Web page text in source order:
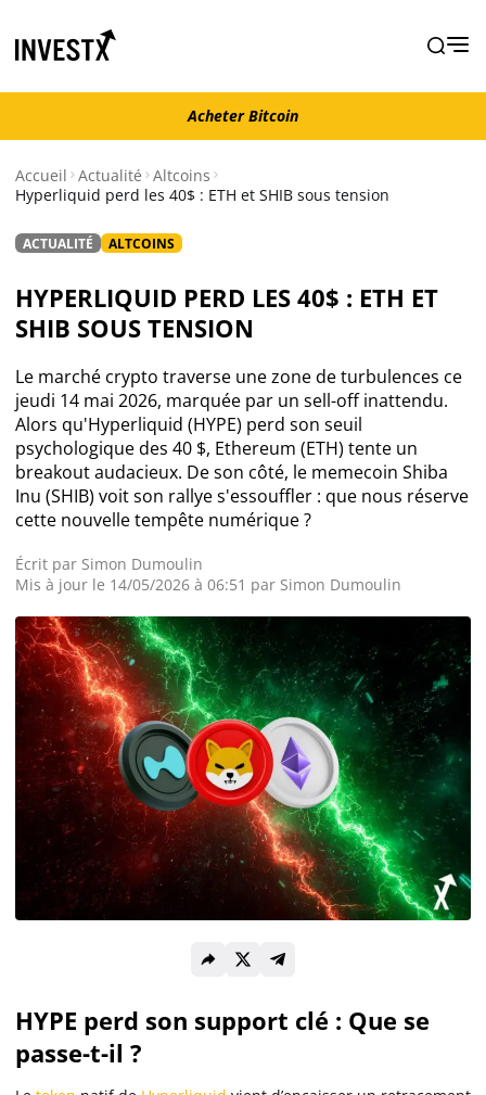
Acheter Bitcoin
Actualité Ethereum
Actualité Altcoins
Actualité NFT
Actualité Exchanges
Actualité IA
Guides
Acheter Cryptomonnaies
Prédictions
Cryptomonnaies
Bitcoin (BTC)
Ethereum (ETH)
Solana (SOL)
Acheter Bitcoin
Accueil Actualité Altcoins
Hyperliquid perd les 40$ : ETH et SHIB sous tension
ACTUALITÉ ALTCOINS
HYPERLIQUID PERD LES 40$ : ETH ET
SHIB SOUS TENSION
Le marché crypto traverse une zone de turbulences ce
jeudi 14 mai 2026, marquée par un sell-off inattendu.
Alors qu'Hyperliquid (HYPE) perd son seuil
psychologique des 40 $, Ethereum (ETH) tente un
breakout audacieux. De son côté, le memecoin Shiba
Inu (SHIB) voit son rallye s'essouffler : que nous réserve
cette nouvelle tempête numérique ?
Écrit par Simon Dumoulin
Mis à jour le 14/05/2026 à 06:51 par Simon Dumoulin
HYPE perd son support clé : Que se
passe-t-il ?